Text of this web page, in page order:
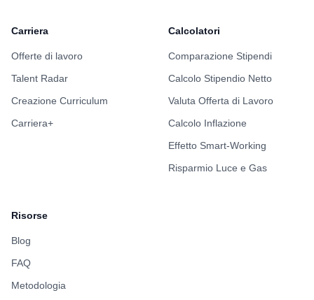
Carriera
Offerte di lavoro
Talent Radar
Creazione Curriculum
Carriera+
Calcolatori
Comparazione Stipendi
Calcolo Stipendio Netto
Valuta Offerta di Lavoro
Calcolo Inflazione
Effetto Smart-Working
Risparmio Luce e Gas
Risorse
Blog
FAQ
Metodologia